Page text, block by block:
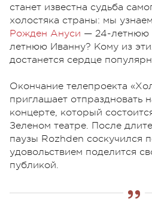
станет известна судьба
холостяка страны: мы
Рожден Ануси — 24-летнюю
летнюю Иванну? Кому из
достанется сердце
Окончание телепроекта
приглашает отпраздновать
концерте, который
Зеленом театре. После
паузы Rozhden соскучился
удовольствием поделится
публикой.